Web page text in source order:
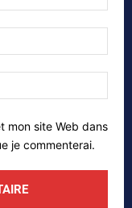
:*
web:
mon site Web dans
je commenterai.